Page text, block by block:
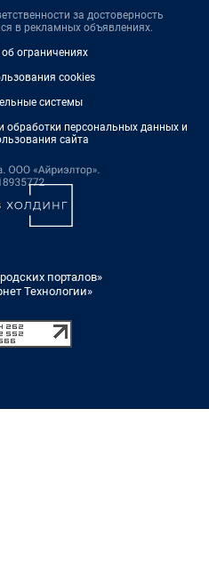
за достоверность
в рекламных объявлениях.
ограничениях
cookies
системы
обработки персональных данных и
сайта
порталов»
Технологии»